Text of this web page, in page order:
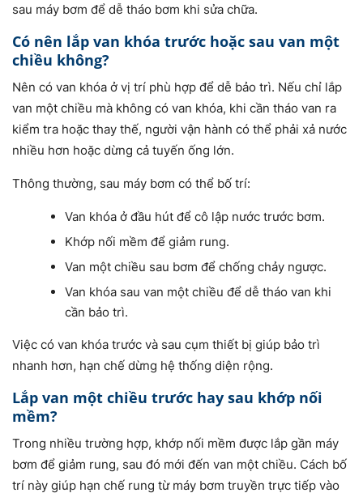
sau máy bơm để dễ tháo bơm khi sửa chữa.
Có nên lắp van khóa trước hoặc sau van một
chiều không?
Nên có van khóa ở vị trí phù hợp để dễ bảo trì. Nếu chỉ lắp
van một chiều mà không có van khóa, khi cần tháo van ra
kiểm tra hoặc thay thế, người vận hành có thể phải xả nước
nhiều hơn hoặc dừng cả tuyến ống lớn.
Thông thường, sau máy bơm có thể bố trí:
Van khóa ở đầu hút để cô lập nước trước bơm.
Khớp nối mềm để giảm rung.
Van một chiều sau bơm để chống chảy ngược.
Van khóa sau van một chiều để dễ tháo van khi
cần bảo trì.
Việc có van khóa trước và sau cụm thiết bị giúp bảo trì
nhanh hơn, hạn chế dừng hệ thống diện rộng.
Lắp van một chiều trước hay sau khớp nối
mềm?
Trong nhiều trường hợp, khớp nối mềm được lắp gần máy
bơm để giảm rung, sau đó mới đến van một chiều. Cách bố
trí này giúp hạn chế rung từ máy bơm truyền trực tiếp vào